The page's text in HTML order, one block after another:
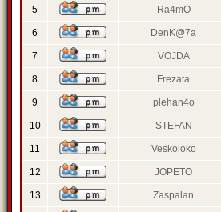
5 Ra4mO
6 DenK@7a
7 VOJDA
8 Frezata
9 plehan4o
10 STEFAN
11 Veskoloko
12 JOPETO
13 Zaspalan